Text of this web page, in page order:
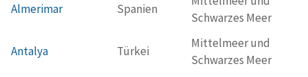
Almerimar Spanien
Schwarzes Meer
Antalya Türkei
Mittelmeer und
Schwarzes Meer